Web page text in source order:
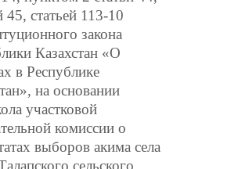
45, статьей 113-10
закона
Казахстан «О
в Республике
на основании
участковой
комиссии о
выборов акима села
сельского